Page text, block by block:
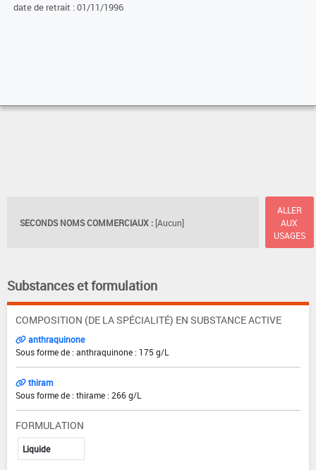
date de retrait : 01/11/1996
SECONDS NOMS COMMERCIAUX : [Aucun]
ALLER
AUX
USAGES
Substances et formulation
COMPOSITION (DE LA SPÉCIALITÉ) EN SUBSTANCE ACTIVE
anthraquinone
Sous forme de : anthraquinone : 175 g/L
thiram
Sous forme de : thirame : 266 g/L
FORMULATION
Liquide